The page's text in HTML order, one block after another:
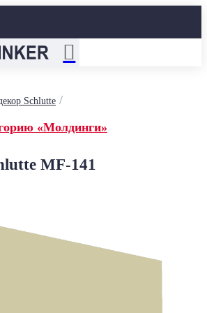
Schlutte/
«Молдинги»
MF-141